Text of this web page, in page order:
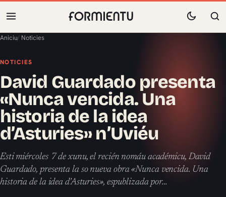
Aniciu/ Noticies
NOTICIES
David Guardado presenta
«Nunca vencida. Una
historia de la idea
d’Asturies» n’Uviéu
Esti miércoles 7 de xunu, el recién nomáu académicu, David
Guardado, presenta la so nueva obra «Nunca vencida. Una
historia de la idea d’Asturies», espublizada por…